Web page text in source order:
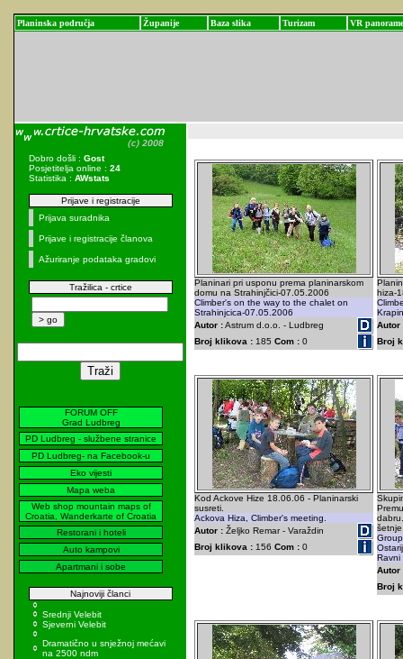
Planinska područja Županije Baza slika Turizam VR panorame
Dobro došli : Gost
Posjetitelja online : 24
Statistika : AWstats
Prijave i registracije
Prijava suradnika
Prijave i registracije članova
Ažuriranje podataka gradovi
Tražilica - crtice
FORUM OFF
Grad Ludbreg
PD Ludbreg - službene stranice
PD Ludbreg- na Facebook-u
Eko vijesti
Mapa weba
Web shop mountain maps of
Croatia, Wanderkarte of Croatia
Restorani i hoteli
Auto kampovi
Apartmani i sobe
Najnoviji članci
Srednji Velebit
Sjeverni Velebit
Dramatično u snježnoj mećavi
na 2500 ndm
Planinari pri usponu prema planinarskom
domu na Strahinjčici-07.05.2006
Climber's on the way to the chalet on
Strahinjcica-07.05.2006
Autor :Astrum d.o.o. - Ludbreg
Broj klikova : 185 Com : 0
hiza-
Autor
Broj
Kod Ackove Hize 18.06.06 - Planinarski
susreti.
Ackova Hiza, Climber's meeting.
Autor : Željko Remar - Varaždin
Broj klikova : 156 Com : 0
Ravni
Autor
Broj